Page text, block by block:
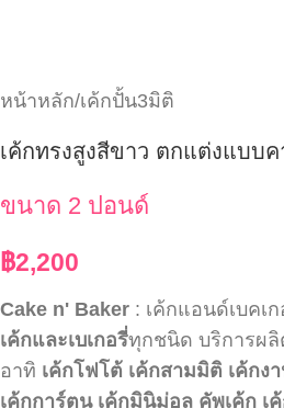
หน้าหลัก/เค้กปั้น3มิติ
เค้กทรงสูงสีขาว ตกแต่งแบบ
ขนาด 2 ปอนด์
฿2,200
Cake n' Baker : เค้กแอนด์เบคเ
เค้กและเบเกอรี่ทุกชนิด บริการผลิ
อาทิ เค้กโฟโต้ เค้กสามมิติ เค้กง
เค้กการ์ตูน เค้กมินิม่อล คัพเค้ก เ